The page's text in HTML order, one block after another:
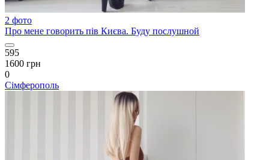
2 фото
Про мене говорить пів Києва. Буду послушной
595
1600 грн
0
Сімферополь